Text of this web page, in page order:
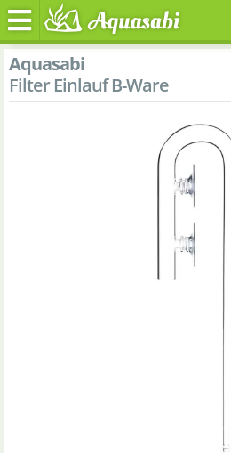
Aquasabi
Filter Einlauf B-Ware